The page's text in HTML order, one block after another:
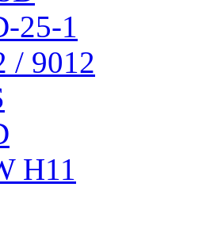
25-1
/ 9012
H11